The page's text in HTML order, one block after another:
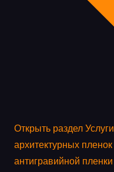
Открыть раздел Услуги
архитектурных пленок
антигравийной пленки